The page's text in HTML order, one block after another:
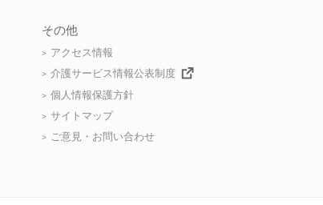
その他
アクセス情報
介護サービス情報公表制度
個人情報保護方針
サイトマップ
ご意見・お問い合わせ